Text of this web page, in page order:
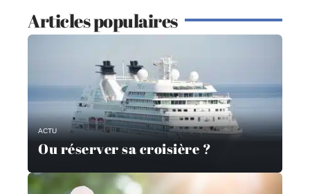
Articles populaires
ACTU
Ou réserver sa croisière ?